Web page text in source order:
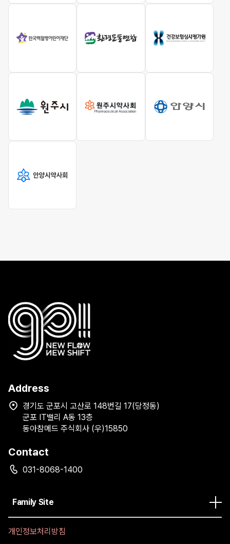
Address
경기도 군포시 고산로 148번길 17(당정동)
군포 IT밸리 A동 13층
동아참메드 주식회사 (우)15850
Contact
031-8068-1400
Family Site
개인정보처리방침